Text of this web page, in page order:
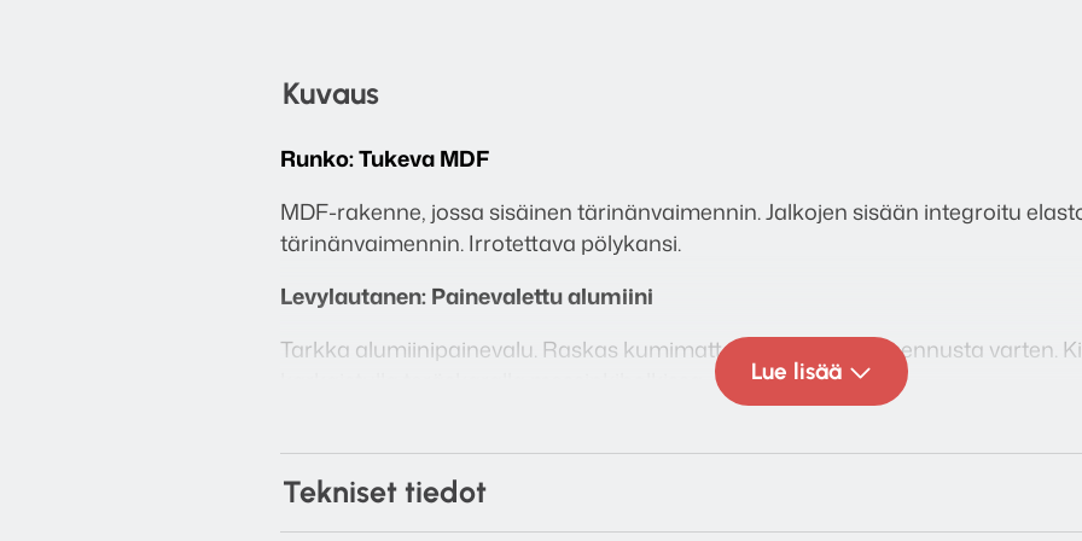
Kuvaus
Runko: Tukeva MDF
MDF-rakenne, jossa sisäinen tärinänvaimennin. Jalkojen sisään integroitu
tärinänvaimennin. Irrotettava pölykansi.
Levylautanen: Painevalettu alumiini
Tarkka alumiinipainevalu. Raskas kumimatto resonanssivaimennusta varten.
Kaikki toiminnot voivat olla täysin automaattisia tai manuaalisia. Kiinteä
Lue lisää
Tekniset tiedot